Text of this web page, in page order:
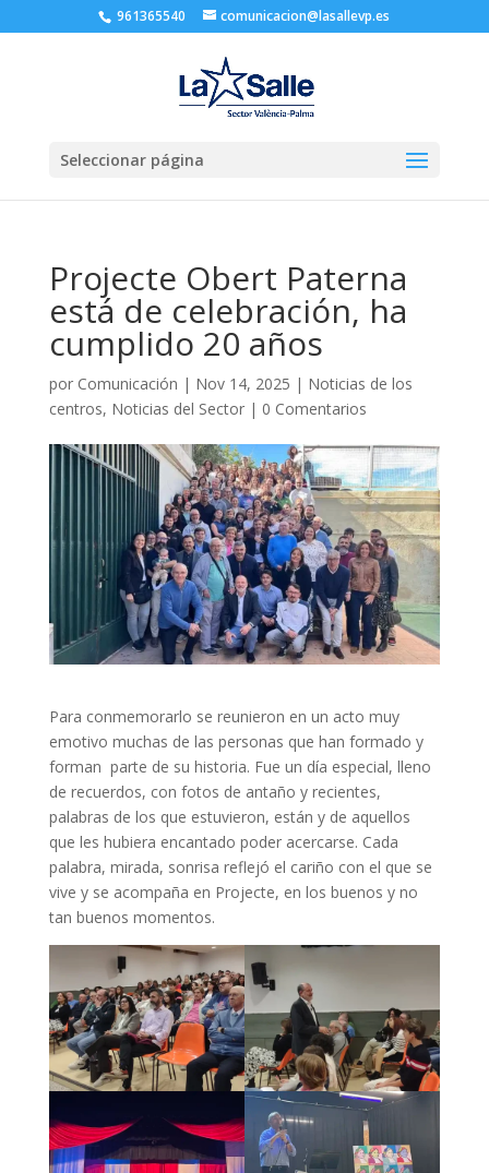
961365540 comunicacion@lasallevp.es
Seleccionar página
Projecte Obert Paterna
está de celebración, ha
cumplido 20 años
por Comunicación | Nov 14, 2025 | Noticias de los
centros, Noticias del Sector| 0 Comentarios
Para conmemorarlo se reunieron en un acto muy
emotivo muchas de las personas que han formado y
forman parte de su historia. Fue un día especial, lleno
de recuerdos, con fotos de antaño y recientes,
palabras de los que estuvieron, están y de aquellos
que les hubiera encantado poder acercarse. Cada
palabra, mirada, sonrisa reflejó el cariño con el que se
vive y se acompaña en Projecte, en los buenos y no
tan buenos momentos.